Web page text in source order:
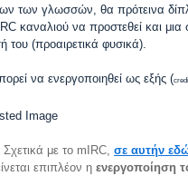
των γλωσσών, θα πρότεινα
καναλιού να προστεθεί και μια
του (προαιρετικά φυσικά).
να ενεργοποιηθεί ως εξής (
Σχετικά με το mIRC, σε αυτήν
επιπλέον η ενεργοποίηση